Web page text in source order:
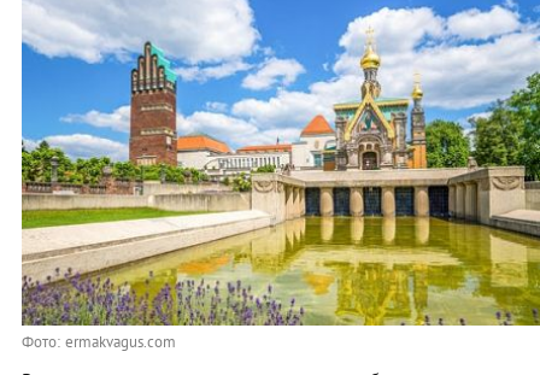
Фото: ermakvagus.com